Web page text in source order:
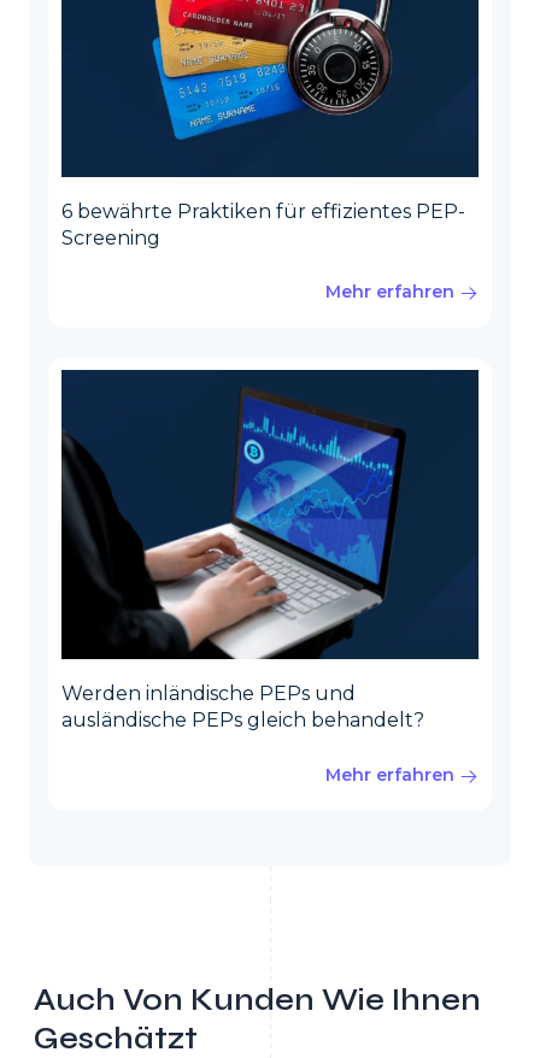
6 bewährte Praktiken für effizientes PEP-
Screening
Mehr erfahren
Werden inländische PEPs und
ausländische PEPs gleich behandelt?
Mehr erfahren
Auch Von Kunden Wie Ihnen
Geschätzt